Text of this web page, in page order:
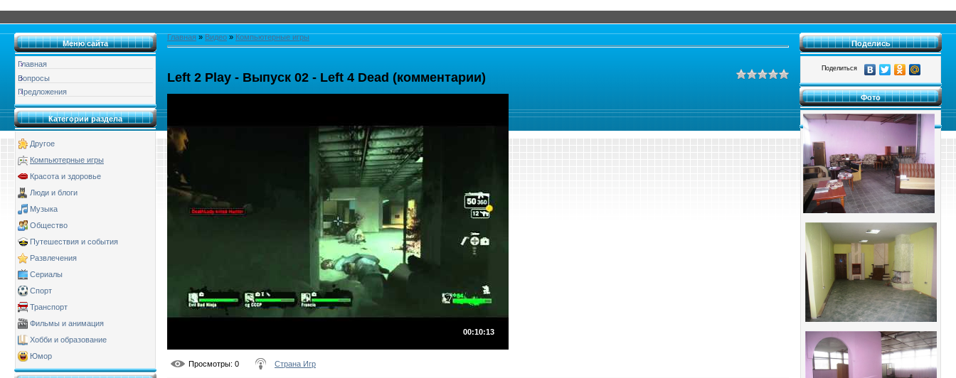
Меню сайта
Главная
Вопросы
Предложения
Категории раздела
Другое
Компьютерные игры
Красота и здоровье
Люди и блоги
Музыка
Общество
Путешествия и события
Развлечения
Сериалы
Спорт
Транспорт
Фильмы и анимация
Хобби и образование
Юмор
Главная » Видео » Компьютерные игры
Left 2 Play - Выпуск 02 - Left 4 Dead (комментарии)
00:10:13
Просмотры: 0 Страна Игр
Поделись
Поделиться
Фото